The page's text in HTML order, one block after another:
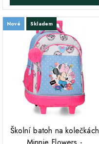
Nové Skladem
Školní batoh na kolečkách